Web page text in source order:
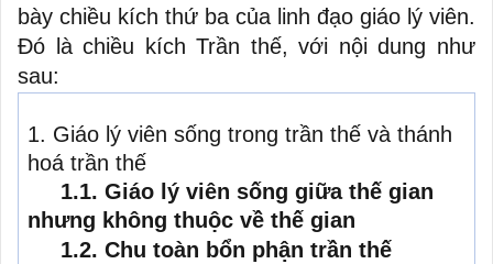
bày chiều kích thứ ba của linh đạo giáo lý viên.
Đó là chiều kích Trần thế, với nội dung như
sau:
1. Giáo lý viên sống trong trần thế và thánh
hoá trần thế
1.1. Giáo lý viên sống giữa thế gian
nhưng không thuộc về thế gian
1.2. Chu toàn bổn phận trần thế